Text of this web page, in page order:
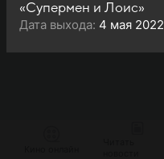
«Супермен и Лоис»
Дата выхода: 4 мая 2022